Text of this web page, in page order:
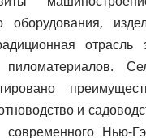
оборудования,
отрасль
пиломатериалов.
и
Нью-